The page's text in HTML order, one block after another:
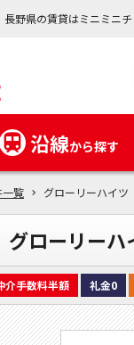
野県の賃貸はミニミニ
沿線から探す
一覧 グローリーハイ
グローリー
介手数料半額 礼金0